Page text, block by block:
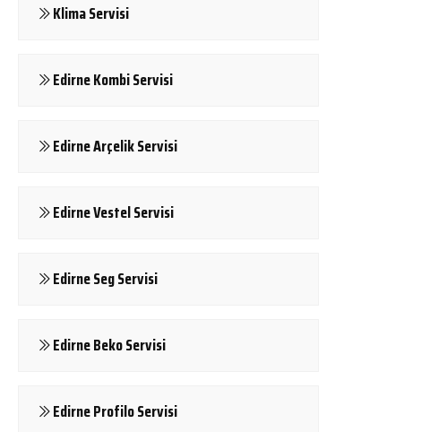
Klima Servisi
Edirne Kombi Servisi
Edirne Arçelik Servisi
Edirne Vestel Servisi
Edirne Seg Servisi
Edirne Beko Servisi
Edirne Profilo Servisi